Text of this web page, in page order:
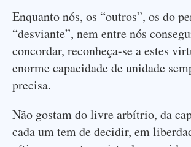
Enquanto nós, os “outros”, os do
“desviante”, nem entre nós
concordar, reconheça-se a estes
enorme capacidade de unidade
precisa.
Não gostam do livre arbítrio, da
cada um tem de decidir, em